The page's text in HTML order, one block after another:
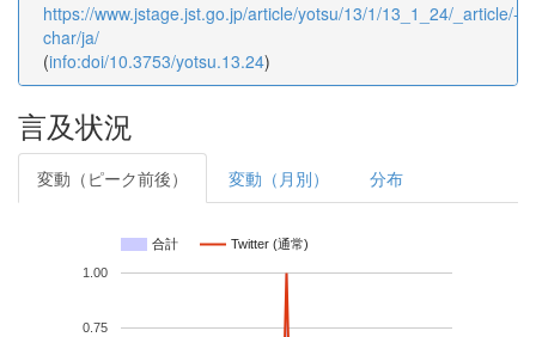
https://www.jstage.jst.go.jp/article/yotsu/13/1/13_1_24/_article/-
char/ja/
(info:doi/10.3753/yotsu.13.24)
言及状況
変動（ピーク前後） 変動（月別） 分布
合計 Twitter (通常)
0.75
1.00